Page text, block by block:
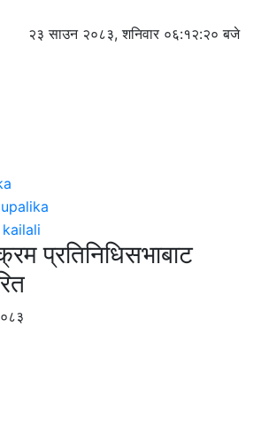
२३ साउन २०८३, शनिवार ०६:१२:२१ बजे
प्रतिनिधिसभाबाट